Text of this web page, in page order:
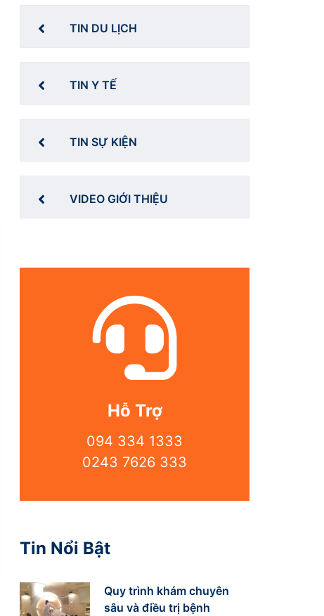
TIN DU LỊCH
TIN Y TẾ
TIN SỰ KIỆN
VIDEO GIỚI THIỆU
Hỗ Trợ
094 334 1333
0243 7626 333
Tin Nổi Bật
Quy trình khám chuyên
sâu và điều trị bệnh